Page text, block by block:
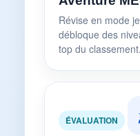
Révise en mode
débloque des
top du classement.
ÉVALUATION